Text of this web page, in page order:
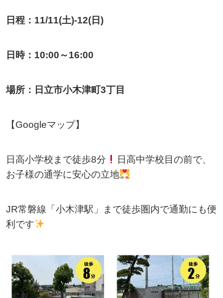
日程：11/11(土)-12(日)
日時：10:00～16:00
場所：日立市小木津町3丁目
【Googleマップ】
日高小学校まで徒歩8分
日高中学校目の前で、
お子様の通学に安心の立地
JR常磐線「小木津駅」まで徒歩圏内で通勤にも便
利です